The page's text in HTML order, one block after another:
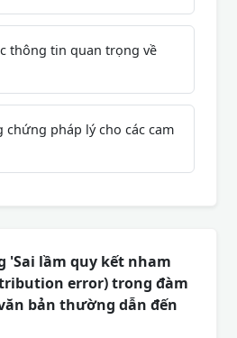
thông tin quan trọng về
chứng pháp lý cho các cam
'Sai lầm quy kết nham
error) trong đàm
bản thường dẫn đến